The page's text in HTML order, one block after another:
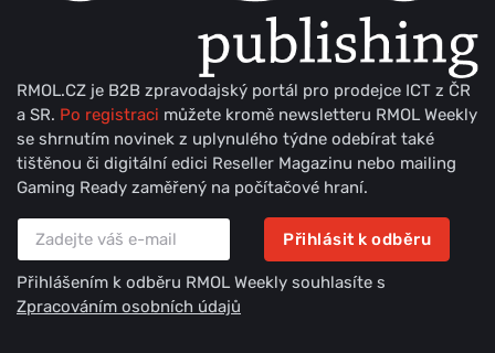
RMOL.CZ je B2B zpravodajský portál pro prodejce ICT z ČR
a SR. Po registraci můžete kromě newsletteru RMOL Weekly
se shrnutím novinek z uplynulého týdne odebírat také
tištěnou či digitální edici Reseller Magazinu nebo mailing
Gaming Ready zaměřený na počítačové hraní.
Přihlásit k odběru
Přihlášením k odběru RMOL Weekly souhlasíte s
Zpracováním osobních údajů